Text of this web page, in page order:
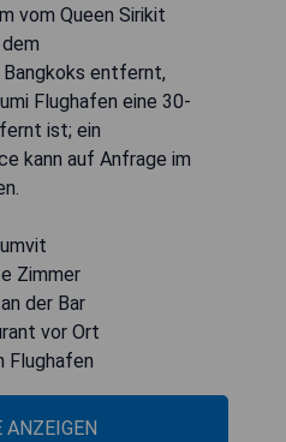
vom Queen Sirikit
entfernt,
Flughafen eine 30-
ist; ein
kann auf Anfrage im
Zimmer
der Bar
vor Ort
Flughafen
ANZEIGEN